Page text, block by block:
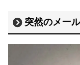
突然のメール